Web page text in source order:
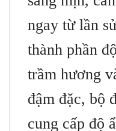
ngay từ lần
thành phần
trầm hương
đậm đặc, bộ
cung cấp độ